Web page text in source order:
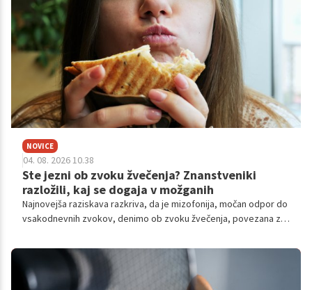
NOVICE
04. 08. 2026 10.38
Ste jezni ob zvoku žvečenja? Znanstveniki
razložili, kaj se dogaja v možganih
Najnovejša raziskava razkriva, da je mizofonija, močan odpor do
vsakodnevnih zvokov, denimo ob zvoku žvečenja, povezana z